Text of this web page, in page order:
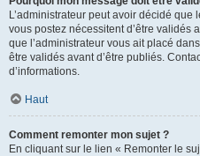
L’administrateur peut avoir décidé que
vous postez nécessitent d’être validés
que l’administrateur vous ait placé
être validés avant d’être publiés.
d’informations.
Haut
Comment remonter mon sujet ?
En cliquant sur le lien « Remonter le